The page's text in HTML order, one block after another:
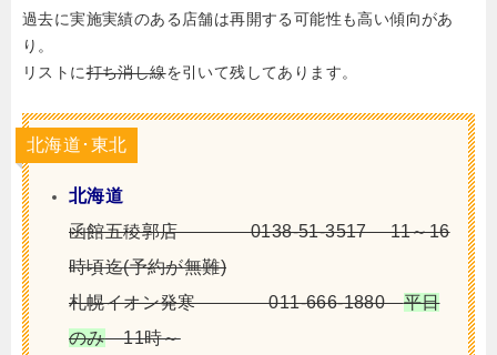
過去に実施実績のある店舗は再開する可能性も高い傾向があ
り。
リストに打ち消し線を引いて残してあります。
北海道･東北
北海道
函館五稜郭店 0138-51-3517 11～16
時頃迄(予約が無難)
札幌イオン発寒 011-666-1880平日
のみ11時～